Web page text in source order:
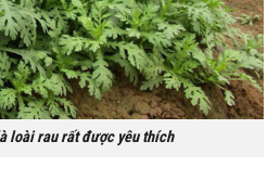
loài rau rất được yêu thích